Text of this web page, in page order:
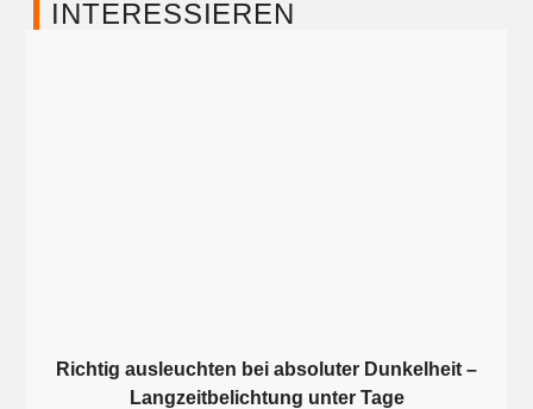
INTERESSIEREN​
Richtig ausleuchten bei absoluter Dunkelheit –
Langzeitbelichtung unter Tage